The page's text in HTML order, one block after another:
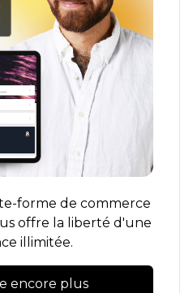
forme de commerce
offre la liberté d'une
illimitée.
encore plus